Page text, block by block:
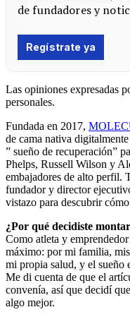
Las opiniones expresadas
personales.
Fundada en 2017,
de cama nativa
” sueño de recuperación”
Phelps, Russell Wilson y
embajadores de alto perfil.
fundador y director
vistazo para descubrir
¿Por qué decidiste
Como atleta y
máximo: por mi familia,
mi propia salud, y el sueño
Me di cuenta de que el
convenía, así que decidí
algo mejor.